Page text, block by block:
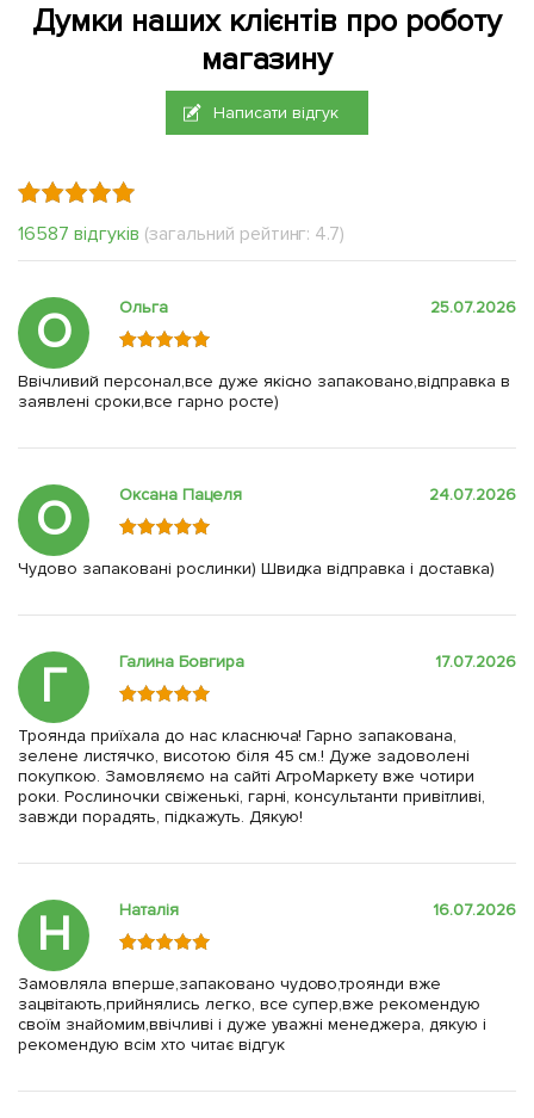
Думки наших клієнтів про роботу
магазину
Написати відгук
16587 відгуків (загальний рейтинг: 4.7)
О Ольга 25.07.2026
Ввічливий персонал,все дуже якісно запаковано,відправка в
заявлені сроки,все гарно росте)
О Оксана Пацеля 24.07.2026
Чудово запаковані рослинки) Швидка відправка і доставка)
Г Галина Бовгира 17.07.2026
Троянда приїхала до нас класнюча! Гарно запакована,
зелене листячко, висотою біля 45 см.! Дуже задоволені
покупкою. Замовляємо на сайті АгроМаркету вже чотири
роки. Рослиночки свіженькі, гарні, консультанти привітливі,
завжди порадять, підкажуть. Дякую!
Н Наталія 16.07.2026
Замовляла вперше,запаковано чудово,троянди вже
зацвітають,прийнялись легко, все супер,вже рекомендую
своїм знайомим,ввічливі і дуже уважні менеджера, дякую і
рекомендую всім хто читає відгук